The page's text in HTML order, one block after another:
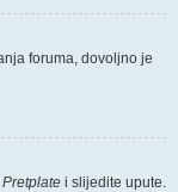
foruma, dovoljno je
Pretplate i slijedite upute.